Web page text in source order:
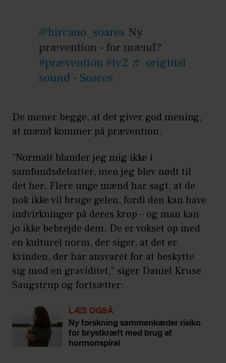
@hircano_soares Ny
prævention - for mænd?
#prævention #tv2 ♬ original
sound - Soares
De mener begge, at det giver god mening,
at mænd kommer på prævention.
”Normalt blander jeg mig ikke i
samfundsdebatter, men jeg blev nødt til
det her. Flere unge mænd har sagt, at de
nok ikke vil bruge gelen, fordi den kan have
indvirkninger på deres krop – og man kan
jo ikke bebrejde dem. De er vokset op med
en kulturel norm, der siger, at det er
kvinden, der har ansvaret for at beskytte
sig mod en graviditet,” siger Daniel Kruse
Saugstrup og fortsætter:
LÆS OGSÅ
Ny forskning sammenkæder risiko
for brystkræft med brug af
hormonspiral